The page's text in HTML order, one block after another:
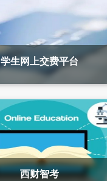
学生网上交费平台
西财智考